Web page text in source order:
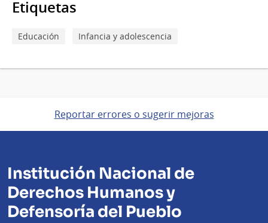
Etiquetas
Educación Infancia y adolescencia
Reportar errores o sugerir mejoras
Institución Nacional de
Derechos Humanos y
Defensoría del Pueblo